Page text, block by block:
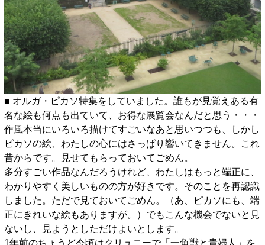
■ オルガ・ピカソ特集をしていました。誰もが見覚えある有
名な絵も何点も出ていて、お得な展覧会なんだと思う・・・
作風本当にいろいろ描けてすごいなあと思いつつも、しかし
ピカソの絵、わたしの心にはさっぱり響いてきません。これ
昔からです。見せてもらっておいてごめん。
多分すごい作品なんだろうけれど、わたしはもっと端正に、
わかりやすく美しいものの方が好きです。そのことを再認識
しました。ただで見ておいてごめん。（あ、ピカソにも、端
正にきれいな絵もありますが。）でもこんな機会でないと見
ないし、見ようとしただけよいとします。